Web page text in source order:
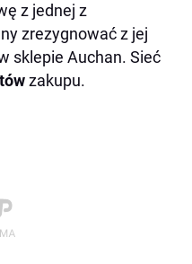
z jednej z
zrezygnować z jej
sklepie Auchan. Sieć
zakupu.